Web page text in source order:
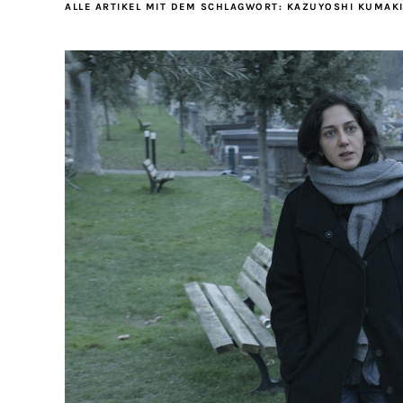
ALLE ARTIKEL MIT DEM SCHLAGWORT: KAZUYOSHI